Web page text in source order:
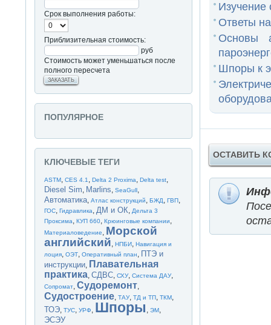
Изучение
Ответы
Основы
Шпоры к
ОСТАВИТЬ
Срок выполнения работы:
Приблизительная стоимость:
руб
Стоимость может уменьшаться после
полного пересчета
ЗАКАЗАТЬ
ПОПУЛЯРНОЕ
КЛЮЧЕВЫЕ ТЕГИ
ASTM,CES 4.1 ,Delta 2 Proxima,Delta test,
Diesel Sim, Marlins,SeaGull,
Автоматика,Атлас конструкций,БЖД,ГВП,
ГОС,Гидравлика,ДМ и ОК,Дельта 3
Проксима,КУП 660,Крюинговые компании,
Материаловедение, Морской
английский,НПБИ,Навигация и
лоция,ОЭТ,Оперативный план, ПТЭ и
инструкции, Плавательная
практика,СДВС,СХУ,Система ДАУ,
Сопромат,Судоремонт,
Судостроение,ТАУ,ТД и ТП,ТКМ,
ТОЭ,ТУС,УРФ, Шпоры ,ЭМ,
ЭСЭУ